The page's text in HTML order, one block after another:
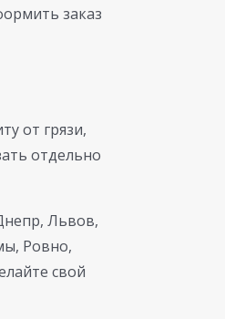
заказ
от грязи,
отдельно
Львов,
Ровно,
свой